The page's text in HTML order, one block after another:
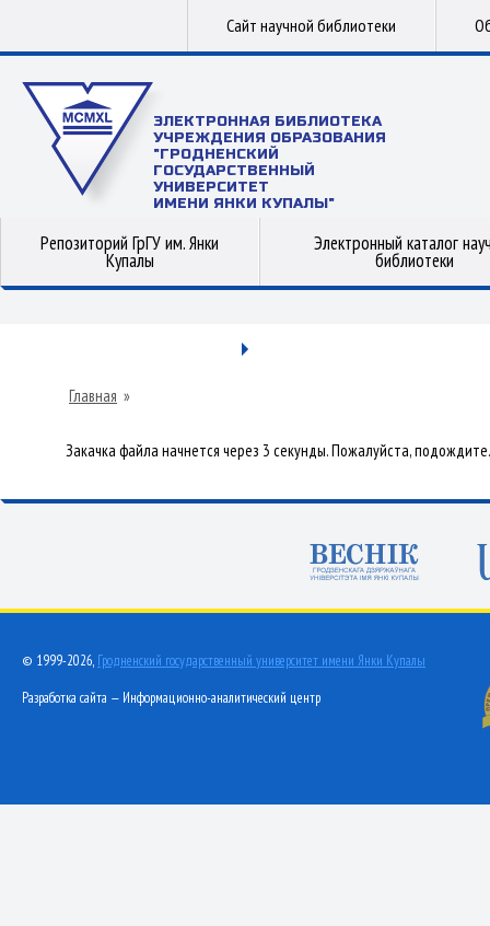
Сайт научной библиотеки
ЭЛЕКТРОННАЯ БИБЛИОТЕКА
УЧРЕЖДЕНИЯ ОБРАЗОВАНИЯ
"ГРОДНЕНСКИЙ
ГОСУДАРСТВЕННЫЙ
УНИВЕРСИТЕТ
ИМЕНИ ЯНКИ КУПАЛЫ"
Репозиторий ГрГУ им. Янки
Купалы
Электронный каталог
библиотеки
Главная »
Закачка файла начнется через 3 секунды. Пожалуйста, подождите.
© 1999-2026, Гродненский государственный университет имени Янки Купалы
Разработка сайта — Информационно-аналитический центр